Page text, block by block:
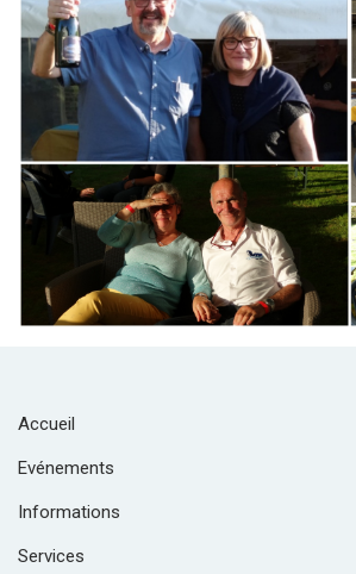
Accueil
Evénements
Informations
Services